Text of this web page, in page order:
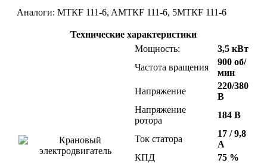
Аналоги: MTКF 111-6, AMTКF 111-6, 5MTКF 111-6
Технические характеристики
Мощность:
3,5 кВт
Частота вращения
900 об/
мин
Напряжение
220/380
В
Напряжение
ротора
184 В
Ток статора
17 / 9,8
А
КПД
75 %